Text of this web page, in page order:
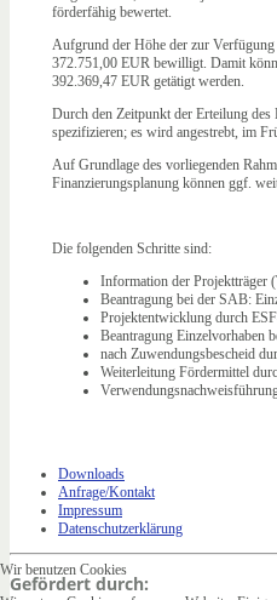
Downloads
Anfrage/Kontakt
Impressum
Datenschutzerklärung
Gefördert durch:
förderfähig bewertet.
Aufgrund der Höhe der zur
372.751,00 EUR bewilligt. Damit
392.369,47 EUR getätigt werden.
Durch den Zeitpunkt der Erteilung des
spezifizieren; es wird angestrebt, im
Auf Grundlage des vorliegenden
Finanzierungsplanung können ggf.
Die folgenden Schritte sind:
Information der Projektträger
Beantragung bei der SAB:
Projektentwicklung durch
Beantragung Einzelvorhaben
nach Zuwendungsbescheid
Weiterleitung Fördermittel
Wir benutzen Cookies